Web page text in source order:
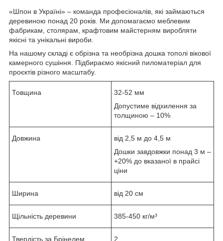
«Шпон в Україні» – команда професіоналів, які займаються
деревиною понад 20 років. Ми допомагаємо меблевим
фабрикам, столярам, ​​крафтовим майстерням виробляти
якісні та унікальні вироби.
На нашому складі є обрізна та необрізна дошка тополі вікової
камерного сушіння. Підбираємо якісний пиломатеріал для
проєктів різного масштабу.
Товщина
32-52 мм
Допустиме відхилення за
толщиною – 10%
Довжина
від 2,5 м до 4,5 м
Дошки завдовжки понад 3 м –
+20% до вказаної в прайсі
ціни
Ширина від 20 см
Щільність деревини 385-450 кг/м³
Твердість за Брінелем 2